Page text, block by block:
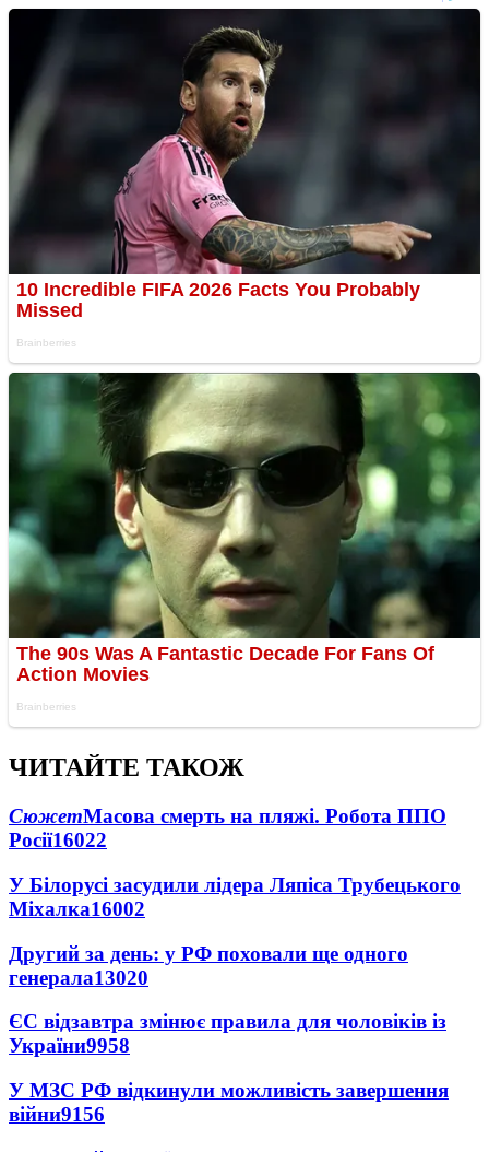
ЧИТАЙТЕ ТАКОЖ
СюжетМасова смерть на пляжі. Робота ППО
Росії16022
У Білорусі засудили лідера Ляпіса Трубецького
Міхалка16002
Другий за день: у РФ поховали ще одного
генерала13020
ЄС відзавтра змінює правила для чоловіків із
України9958
У МЗС РФ відкинули можливість завершення
війни9156